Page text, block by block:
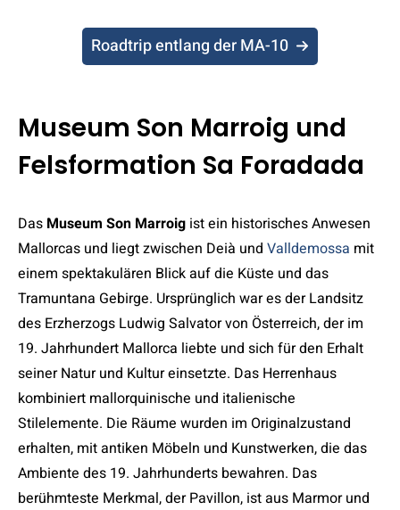
Roadtrip entlang der MA-10
Museum Son Marroig und
Felsformation Sa Foradada
Das Museum Son Marroig ist ein historisches Anwesen
Mallorcas und liegt zwischen Deià und Valldemossa mit
einem spektakulären Blick auf die Küste und das
Tramuntana Gebirge. Ursprünglich war es der Landsitz
des Erzherzogs Ludwig Salvator von Österreich, der im
19. Jahrhundert Mallorca liebte und sich für den Erhalt
seiner Natur und Kultur einsetzte. Das Herrenhaus
kombiniert mallorquinische und italienische
Stilelemente. Die Räume wurden im Originalzustand
erhalten, mit antiken Möbeln und Kunstwerken, die das
Ambiente des 19. Jahrhunderts bewahren. Das
berühmteste Merkmal, der Pavillon, ist aus Marmor und